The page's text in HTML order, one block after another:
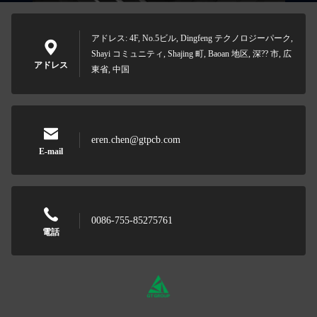
アドレス
アドレス: 4F, No.5ビル, Dingfeng テクノロジーパーク,
Shayi コミュニティ, Shajing 町, Baoan 地区, 深?? 市, 広
東省, 中国
E-mail
eren.chen@gtpcb.com
電話
0086-755-85275761